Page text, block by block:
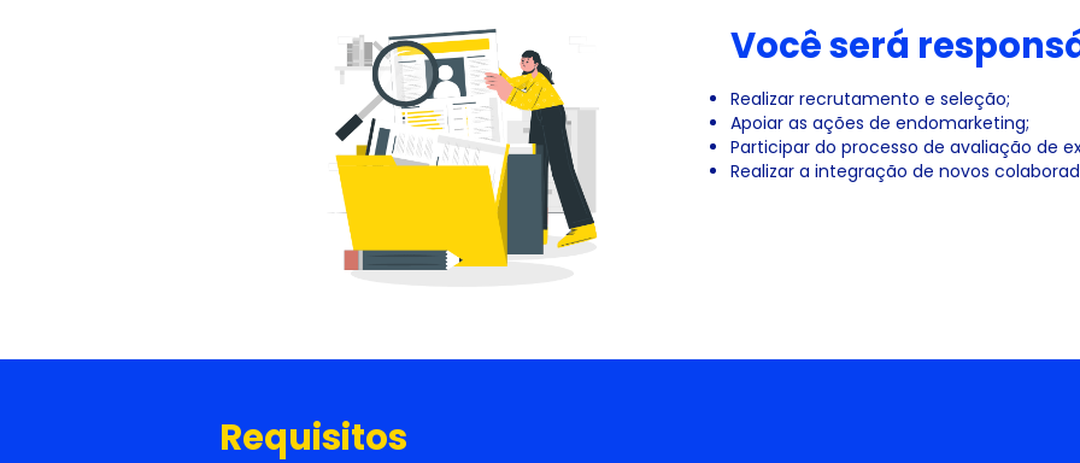
Você será
​Realizar recrutamento e seleção;
Apoiar as ações de endomarketing;
Participar do processo de avaliação de
Realizar a integração de novos
Requisitos